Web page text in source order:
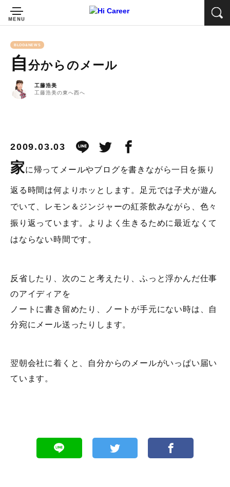
BLOG&NEWS
自分からのメール
工藤浩美
工藤浩美の東へ西へ
2009.03.03
家に帰ってメールやブログを書きながら一日を振り
返る時間は何よりホッとします。足元では子犬が遊ん
でいて、レモン＆ジンジャーの紅茶飲みながら、色々
振り返っています。よりよく生きるために最近なくて
はならない時間です。
反省したり、次のこと考えたり、ふっと浮かんだ仕事
のアイディアを
ノートに書き留めたり、ノートが手元にない時は、自
分宛にメール送ったりします。
翌朝会社に着くと、自分からのメールがいっぱい届い
ています。